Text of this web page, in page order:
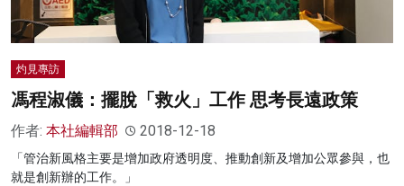
灼見專訪
馮程淑儀：擺脫「救火」工作 思考長遠政策
作者: 本社編輯部 2018-12-18
「管治新風格主要是增加政府透明度、推動創新及增加公眾參與，也
就是創新辦的工作。」